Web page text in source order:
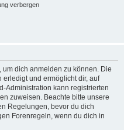
verbergen
um dich anmelden zu können. Die
und ermöglicht dir, auf
Administration kann registrierten
zuweisen. Beachte bitte unsere
Regelungen, bevor du dich
Forenregeln, wenn du dich in